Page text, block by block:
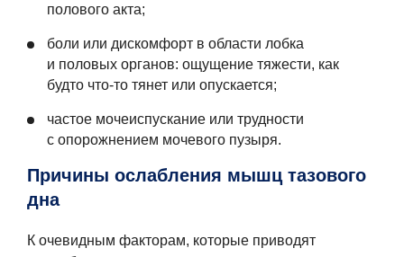
полового акта;
боли или дискомфорт в области лобка
и половых органов: ощущение тяжести, как
будто что-то тянет или опускается;
частое мочеиспускание или трудности
с опорожнением мочевого пузыря.
Причины ослабления мышц тазового
дна
К очевидным факторам, которые приводят